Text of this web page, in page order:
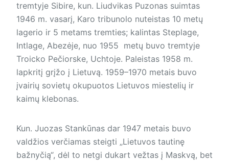
tremtyje Sibire, kun. Liudvikas Puzonas suimtas
1946 m. vasarį, Karo tribunolo nuteistas 10 metų
lagerio ir 5 metams tremties; kalintas Steplage,
Intlage, Abezėje, nuo 1955 metų buvo tremtyje
Troicko Pečiorske, Uchtoje. Paleistas 1958 m.
lapkritį grįžo į Lietuvą. 1959–1970 metais buvo
įvairių sovietų okupuotos Lietuvos miestelių ir
kaimų klebonas.
Kun. Juozas Stankūnas dar 1947 metais buvo
valdžios verčiamas steigti „Lietuvos tautinę
bažnyčią“, dėl to netgi dukart vežtas į Maskvą, bet